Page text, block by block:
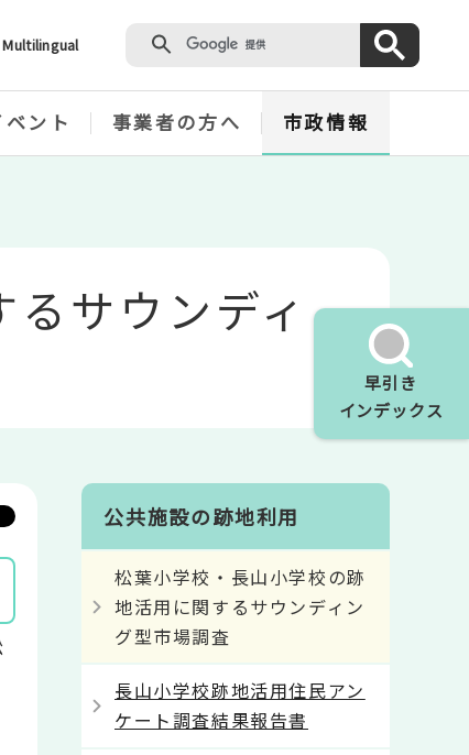
Multilingual
早引き
インデックス
ント 事業者の方へ 市政情報
サウンディ
公共施設の跡地利用
松葉小学校・長山小学校の跡
地活用に関するサウンディン
グ型市場調査
長山小学校跡地活用住民アン
ケート調査結果報告書